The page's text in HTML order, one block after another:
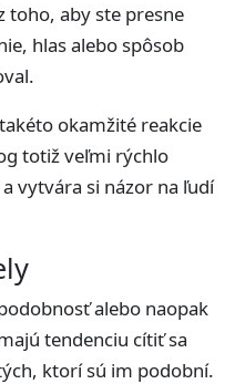
toho, aby ste presne
hlas alebo spôsob
okamžité reakcie
totiž veľmi rýchlo
vytvára si názor na ľudí
alebo naopak
tendenciu cítiť sa
ktorí sú im podobní.